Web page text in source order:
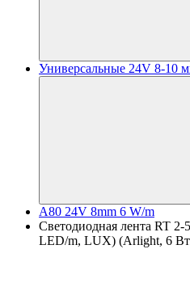
Универсальные 24V 8-10
A80 24V 8mm 6 W/m
Светодиодная лента RT
LED/m, LUX) (Arlight, 6